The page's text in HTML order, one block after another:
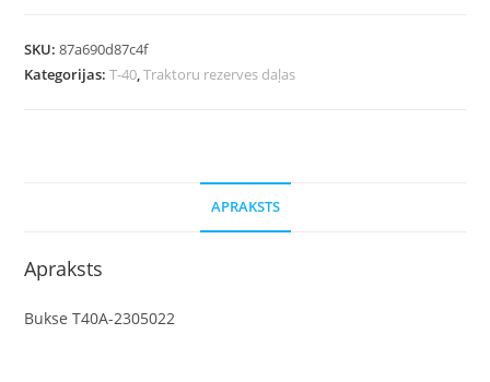
SKU:87a690d87c4f
Kategorijas:T-40,Traktoru rezerves daļas
APRAKSTS
Apraksts
Bukse T40A-2305022